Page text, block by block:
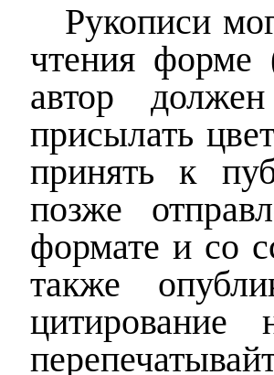
Рукописи
чтения форме
автор
присылать
принять к
позже
формате и со
также
цитирование